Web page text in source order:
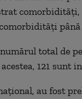
comorbidități,
total de
121 sunt
au fost